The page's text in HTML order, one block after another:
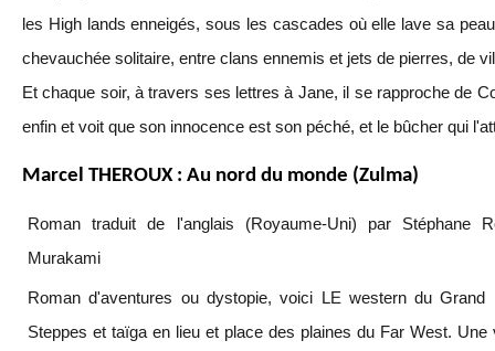
les High lands enneigés, sous les cascades où elle lave sa
chevauchée solitaire, entre clans ennemis et jets de pierres, de
Et chaque soir, à travers ses lettres à Jane, il se rapproche de
enfin et voit que son innocence est son péché, et le bûcher qui
Marcel THEROUX : Au nord du monde (Zulma)
Roman traduit de l'anglais (Royaume-Uni) par Stéphane
Murakami
Roman d'aventures ou dystopie, voici LE western du
Steppes et taïga en lieu et place des plaines du Far West. Une